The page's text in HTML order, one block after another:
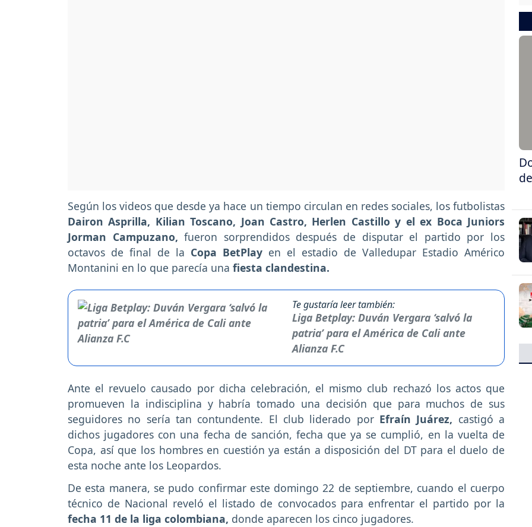
Según los videos que desde ya hace un tiempo circulan en redes sociales, los futbolistas
Dairon Asprilla, Kilian Toscano, Joan Castro, Herlen Castillo y el ex Boca Juniors
Jorman Campuzano,fueron sorprendidos después de disputar el partido por los
octavos de final de la Copa BetPlay en el estadio de Valledupar Estadio Américo
Montanini en lo que parecía una fiesta clandestina.
Te gustaría leer también:
Liga Betplay: Duván Vergara ‘salvó la
patria’ para el América de Cali ante
Alianza F.C
Ante el revuelo causado por dicha celebración, el mismo club rechazó los actos que
promueven la indisciplina y habría tomado una decisión que para muchos de sus
seguidores no sería tan contundente. El club liderado por Efraín Juárez, castigó a
dichos jugadores con una fecha de sanción, fecha que ya se cumplió, en la vuelta de
Copa, así que los hombres en cuestión ya están a disposición del DT para el duelo de
esta noche ante los Leopardos.
De esta manera, se pudo confirmar este domingo 22 de septiembre, cuando el cuerpo
técnico de Nacional reveló el listado de convocados para enfrentar el partido por la
fecha 11 de la liga colombiana, donde aparecen los cinco jugadores.